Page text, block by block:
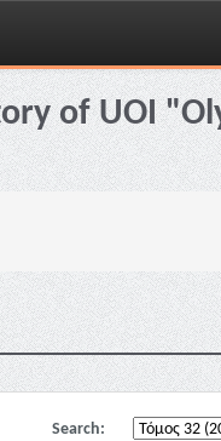
of UOI
Search: